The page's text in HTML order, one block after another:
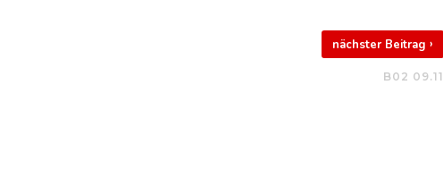
nächster Beitrag›
B02 09.11